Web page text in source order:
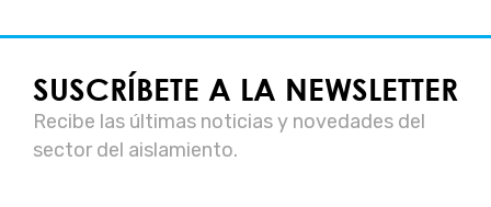
SUSCRÍBETE A LA NEWSLETTER
Recibe las últimas noticias y novedades del
sector del aislamiento.